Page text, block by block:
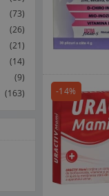
-14%
(73)
(26)
(21)
(14)
(9)
(163)